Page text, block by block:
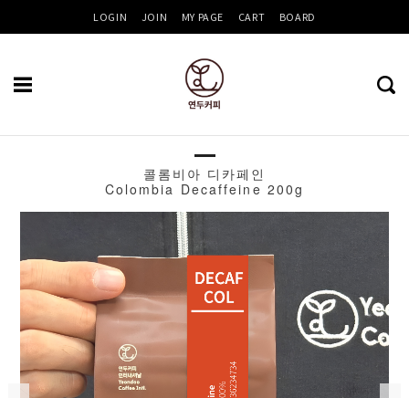
LOGIN JOIN MY PAGE CART BOARD
콜롬비아 디카페인
Colombia Decaffeine 200g